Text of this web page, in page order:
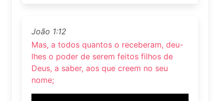
João 1:12
Mas, a todos quantos o receberam, deu-
lhes o poder de serem feitos filhos de
Deus, a saber, aos que creem no seu
nome;